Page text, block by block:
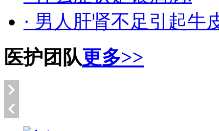
· 男人肝肾不足引起牛
医护团队更多>>